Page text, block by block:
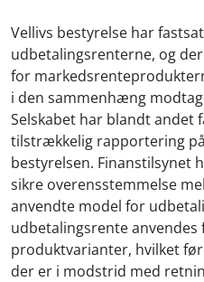
Vellivs bestyrelse har
udbetalingsrenterne, og
for
i den sammenhæng
Selskabet har blandt andet
tilstrækkelig rapportering
bestyrelsen. Finanstilsynet
sikre overensstemmelse
anvendte model for
udbetalingsrente anvendes
produktvarianter, hvilket
der er i modstrid med